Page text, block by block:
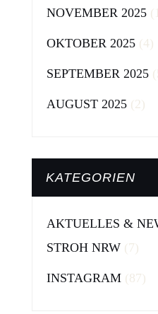
NOVEMBER 2025
OKTOBER 2025(4)
SEPTEMBER 2025
AUGUST 2025(2)
KATEGORIEN
AKTUELLES &
STROH NRW(7)
INSTAGRAM(87)